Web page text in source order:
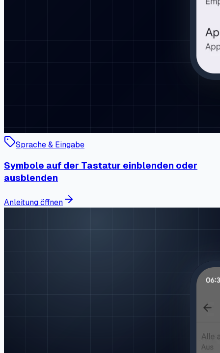
Sprache & Eingabe
Symbole auf der Tastatur einblenden oder
ausblenden
Anleitung öffnen